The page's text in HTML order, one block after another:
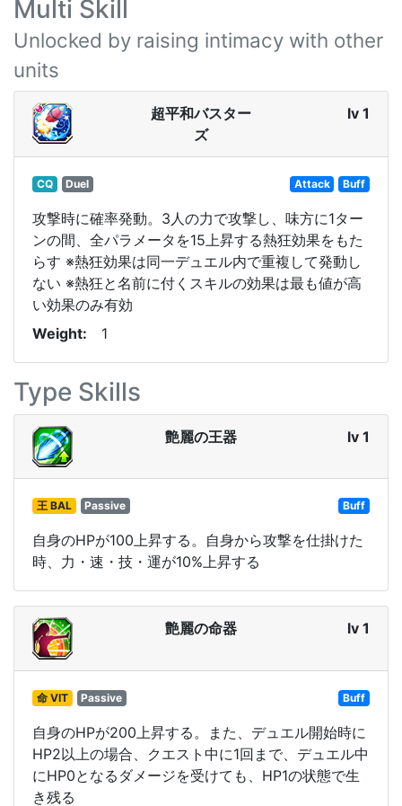
Multi Skill
Unlocked by raising intimacy with other
units
超平和バスター
ズ
lv 1
CQ Duel Attack Buff
攻撃時に確率発動。3人の力で攻撃し、味方に1ター
ンの間、全パラメータを15上昇する熱狂効果をもた
らす ※熱狂効果は同一デュエル内で重複して発動し
ない ※熱狂と名前に付くスキルの効果は最も値が高
い効果のみ有効
Weight
1
Type Skills
艶麗の王器 lv 1
王 BAL Passive Buff
自身のHPが100上昇する。自身から攻撃を仕掛けた
時、力・速・技・運が10%上昇する
艶麗の命器 lv 1
命 VIT Passive Buff
自身のHPが200上昇する。また、デュエル開始時に
HP2以上の場合、クエスト中に1回まで、デュエル中
にHP0となるダメージを受けても、HP1の状態で生
き残る